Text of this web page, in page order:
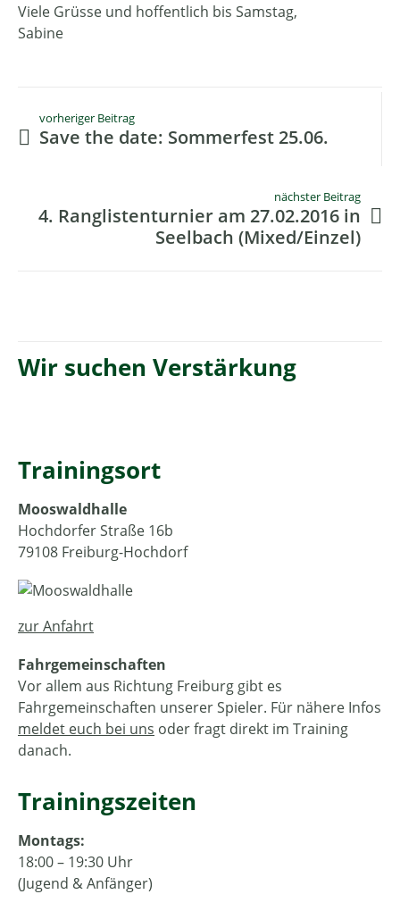
Viele Grüsse und hoffentlich bis Samstag,
Sabine
vorheriger Beitrag
Save the date: Sommerfest 25.06.
nächster Beitrag
4. Ranglistenturnier am 27.02.2016 in
Seelbach (Mixed/Einzel)
Wir suchen Verstärkung
Trainingsort
Mooswaldhalle
Hochdorfer Straße 16b
79108 Freiburg-Hochdorf
zur Anfahrt
Fahrgemeinschaften
Vor allem aus Richtung Freiburg gibt es
Fahrgemeinschaften unserer Spieler. Für nähere Infos
meldet euch bei uns oder fragt direkt im Training
danach.
Trainingszeiten
Montags:
18:00 – 19:30 Uhr
(Jugend & Anfänger)